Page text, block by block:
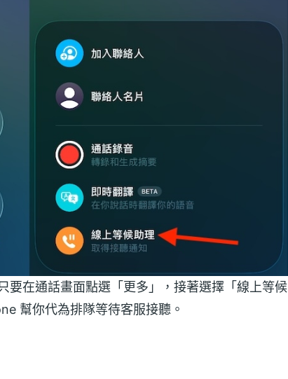
在通話畫面點選「更多」，接著選擇「線上等候
幫你代為排隊等待客服接聽。